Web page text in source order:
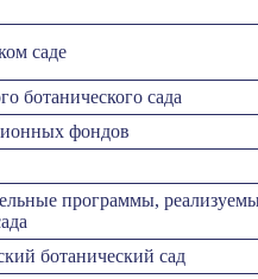
саде
ботанического сада
фондов
программы,
ботанический сад